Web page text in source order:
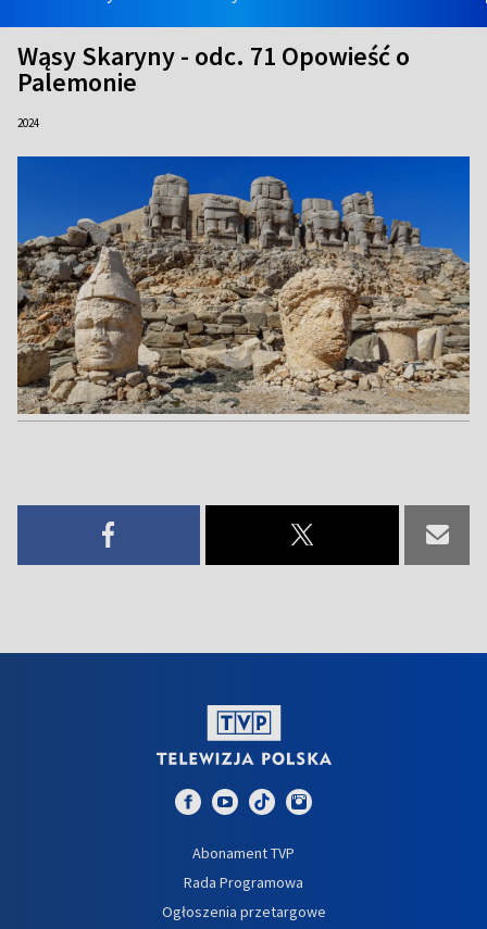
Wąsy Skaryny - odc. 71 Opowieść o
Palemonie
2024
Abonament TVP
Rada Programowa
Ogłoszenia przetargowe